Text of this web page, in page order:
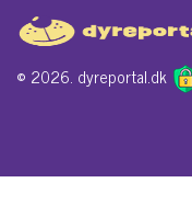
© 2026. dyreportal.dk